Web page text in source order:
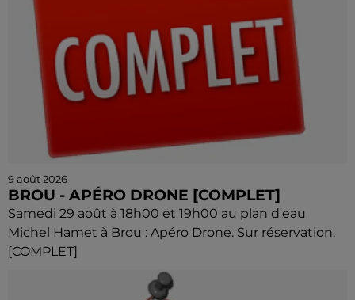
9 août 2026
BROU - APÉRO DRONE [COMPLET]
Samedi 29 août à 18h00 et 19h00 au plan d'eau
Michel Hamet à Brou : Apéro Drone. Sur réservation.
[COMPLET]